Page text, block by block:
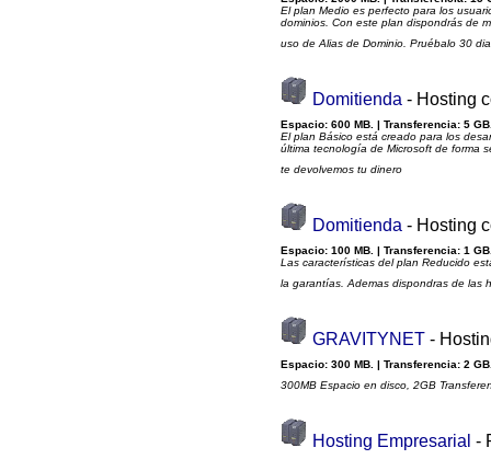
El plan Medio es perfecto para los
dominios. Con este plan dispondrás de
uso de Alias de Dominio. Pruébalo 30
Domitienda - Hosting
Espacio: 600 MB. | Transferencia: 5
El plan Básico está creado para los
última tecnología de Microsoft de forma
te devolvemos tu dinero
Domitienda - Hosting
Espacio: 100 MB. | Transferencia: 1
Las características del plan Reducido
la garantías. Ademas dispondras de las
GRAVITYNET -
Espacio: 300 MB. | Transferencia: 2
300MB Espacio en disco, 2GB
Hosting Empresarial -